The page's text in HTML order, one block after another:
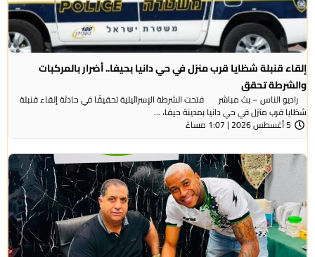
إلقاء قنبلة شظايا قرب منزل في حي دانيا بحيفا.. أضرار بالمركبات
والشرطة تحقق
راديو الناس – بث مباشر فتحت الشرطة الإسرائيلية تحقيقًا في حادثة إلقاء قنبلة
شظايا قرب منزل في حي دانيا بمدينة حيفا، ...
5 أغسطس 2026 | 1:07 مساءً